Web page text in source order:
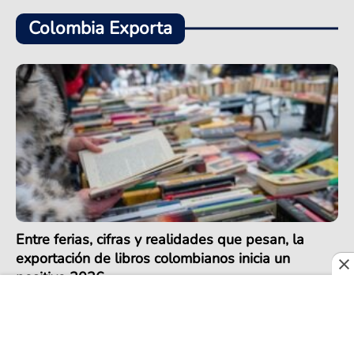
Colombia Exporta
Entre ferias, cifras y realidades que pesan, la
exportación de libros colombianos inicia un
positivo 2026